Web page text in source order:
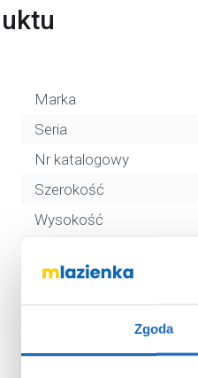
Zgoda
Marka
Seria
Nr katalogowy
Szerokość
Wysokość
Kształt
Rama